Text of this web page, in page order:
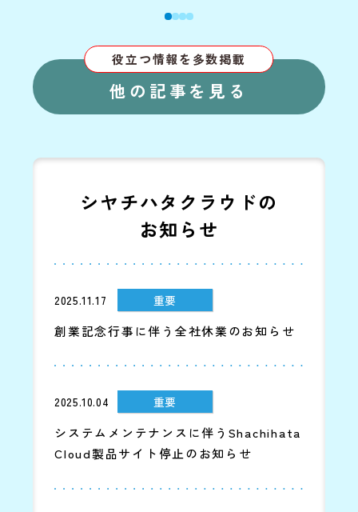
役立つ情報を多数掲載
他の記事を見る
シヤチハタクラウドの
お知らせ
2025.11.17 重要
創業記念行事に伴う全社休業のお知らせ
2025.10.04 重要
システムメンテナンスに伴うShachihata
Cloud製品サイト停止のお知らせ